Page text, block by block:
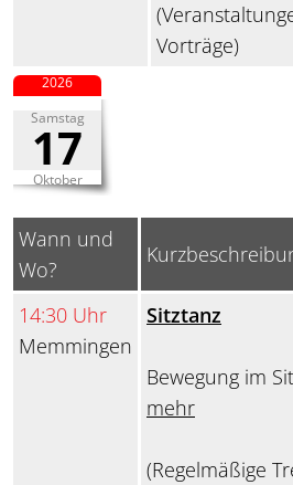
Vorträge)
Samstag
17
Oktober
2026
Wann und
Wo?
14:30 Uhr
Memmingen
Sitztanz
Bewegung im
mehr
(Regelmäßige